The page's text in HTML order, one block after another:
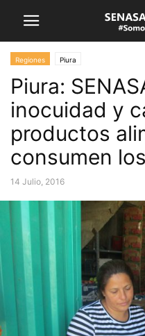
Regiones Piura
Piura:
inocuidad y
productos
consumen
14 Julio, 2016